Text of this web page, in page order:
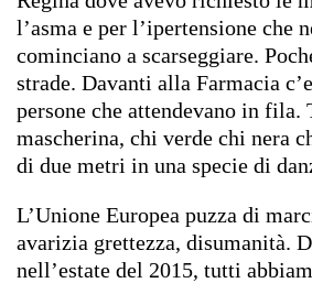
l’asma e per l’ipertensione che
cominciano a scarseggiare.
strade. Davanti alla Farmacia
persone che attendevano in fila.
mascherina, chi verde chi nera
di due metri in una specie di
L’Unione Europea puzza di
avarizia grettezza, disumanità.
nell’estate del 2015, tutti